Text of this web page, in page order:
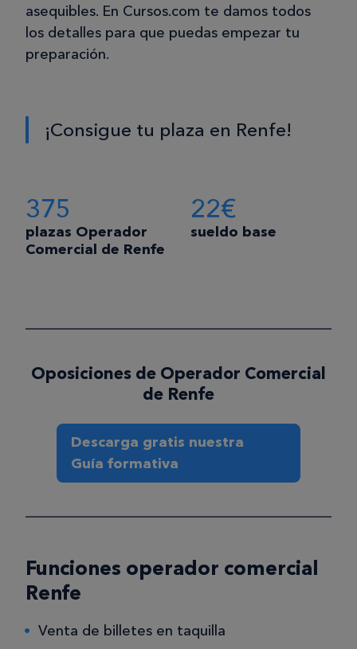
asequibles. En Cursos.com te damos todos
los detalles para que puedas empezar tu
preparación.
¡Consigue tu plaza en Renfe!
375
plazas Operador
Comercial de Renfe
22€
sueldo base
Oposiciones de Operador Comercial
de Renfe
Descarga gratis nuestra
Guía formativa
Funciones operador comercial
Renfe
Venta de billetes en taquilla